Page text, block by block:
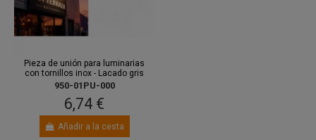
Pieza de unión para luminarias
con tornillos inox - Lacado gris
950-01PU-000
6,74 €
Añadir a la cesta